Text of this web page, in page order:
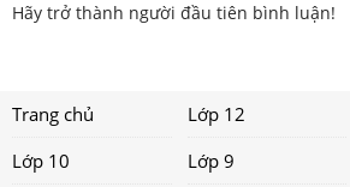
Hãy trở thành người đầu tiên bình luận!
Trang chủ Lớp 12
Lớp 10
Lớp 9